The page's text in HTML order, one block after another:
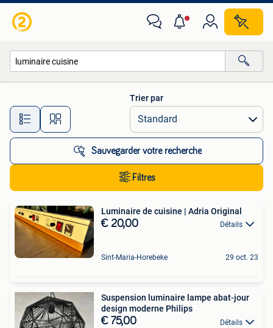
Toutes les distances…
Trier par
Sauvegarder votre recherche
Filtres
Luminaire de cuisine | Adria Original
€ 20,00 Détails
Sint-Maria-Horebeke 29 oct. 23
Suspension luminaire lampe abat-jour
design moderne Philips
€ 75,00 Détails